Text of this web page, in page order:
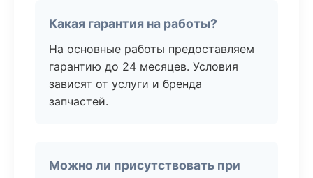
Какая гарантия на работы?
На основные работы предоставляем
гарантию до 24 месяцев. Условия
зависят от услуги и бренда
запчастей.
Можно ли присутствовать при